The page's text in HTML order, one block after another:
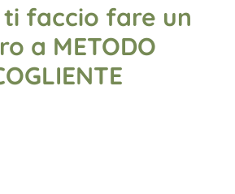
ti faccio fare un
a METODO